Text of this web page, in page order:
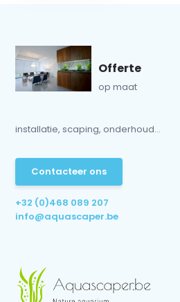
Offerte
op maat
installatie, scaping, onderhoud...
Contacteer ons
+32 (0)468 089 207
info@aquascaper.be